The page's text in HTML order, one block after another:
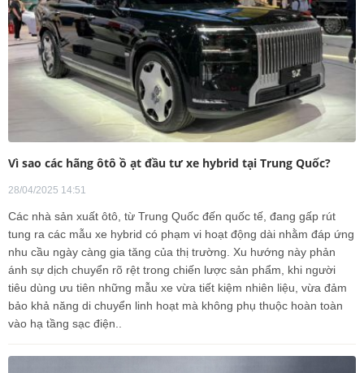
Vì sao các hãng ôtô ồ ạt đầu tư xe hybrid tại Trung Quốc?
28/04/2025 14:51
Các nhà sản xuất ôtô, từ Trung Quốc đến quốc tế, đang gấp rút
tung ra các mẫu xe hybrid có phạm vi hoạt động dài nhằm đáp ứng
nhu cầu ngày càng gia tăng của thị trường. Xu hướng này phản
ánh sự dịch chuyển rõ rệt trong chiến lược sản phẩm, khi người
tiêu dùng ưu tiên những mẫu xe vừa tiết kiệm nhiên liệu, vừa đảm
bảo khả năng di chuyển linh hoạt mà không phụ thuộc hoàn toàn
vào hạ tầng sạc điện..